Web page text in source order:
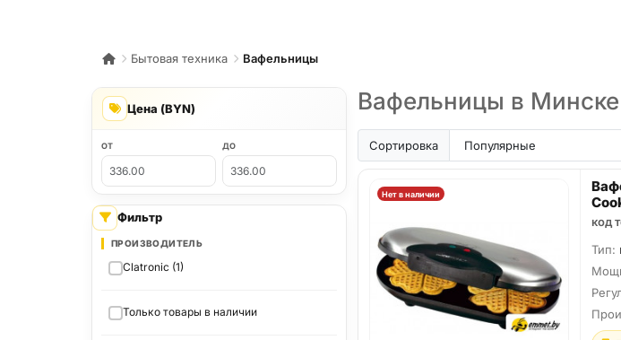
Бытовая техника Вафельницы
Цена (BYN)
ОТ ДО
Фильтр
ПРОИЗВОДИТЕЛЬ
Clatronic (1)
Только товары в наличии
Вафельницы в Минске
Сортировка
Нет в наличии
код
Тип: